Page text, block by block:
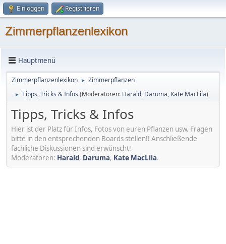
Einloggen Registrieren
Zimmerpflanzenlexikon
Hauptmenü
Zimmerpflanzenlexikon ► Zimmerpflanzen
► Tipps, Tricks & Infos (Moderatoren: Harald, Daruma, Kate MacLila)
Tipps, Tricks & Infos
Hier ist der Platz für Infos, Fotos von euren Pflanzen usw. Fragen
bitte in den entsprechenden Boards stellen!! Anschließende
fachliche Diskussionen sind erwünscht!
Moderatoren: Harald, Daruma, Kate MacLila.